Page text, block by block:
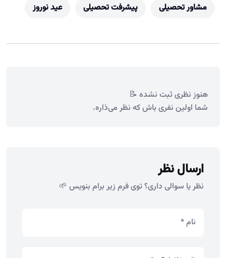
مشاور تحصیلی
پیشرفت تحصیلی عید نوروز
هنوز نظری ثبت نشده 📝
شما اولین نفری باش که نظر می‌ذاره.
ارسال نظر
نظر یا سوالی داری؟ توی فرم زیر برام بنویس 🌱